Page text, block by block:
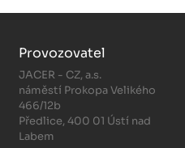
Provozovatel
JACER - CZ, a.s.
náměstí Prokopa Velikého
466/12b
Předlice, 400 01 Ústí nad
Labem